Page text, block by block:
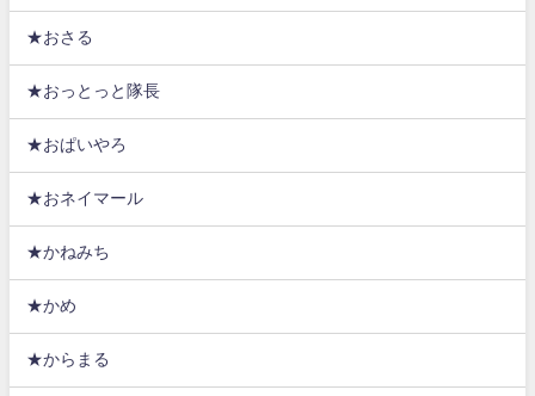
★おさる
★おっとっと隊長
★おぱいやろ
★おネイマール
★かねみち
★かめ
★からまる